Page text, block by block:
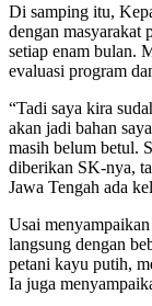
Di samping itu,
dengan masyarakat
setiap enam bulan.
evaluasi program
“Tadi saya kira
akan jadi bahan
masih belum betul.
diberikan SK-nya,
Jawa Tengah ada
Usai
langsung dengan
petani kayu putih,
Ia juga